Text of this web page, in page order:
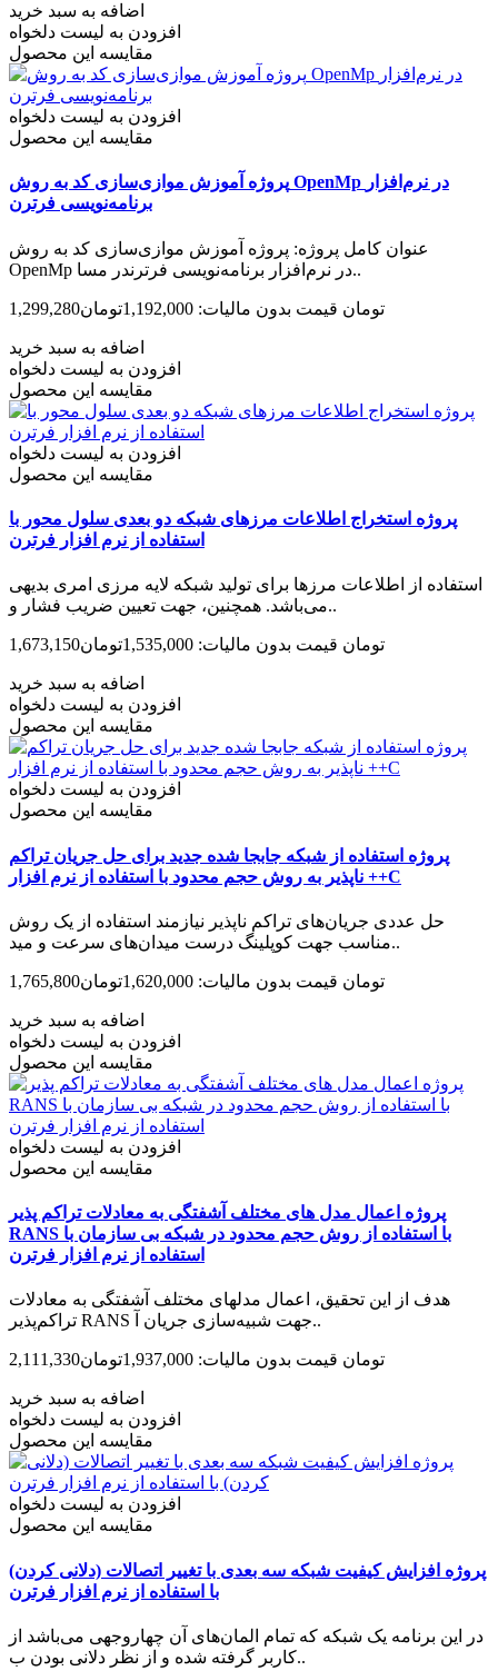
اضافه به سبد خرید
افزودن به لیست دلخواه
مقایسه این محصول
افزودن به لیست دلخواه
مقایسه این محصول
پروژه آموزش موازی‌سازی کد به روش OpenMp در نرم‌افزار
برنامه‌نویسی فرترن
عنوان کامل پروژه: پروژه آموزش موازی‌سازی کد به روش
OpenMp در نرم‌افزار برنامه‌نویسی فرترندر مسا..
1,299,280تومان قیمت بدون مالیات: 1,192,000تومان
اضافه به سبد خرید
افزودن به لیست دلخواه
مقایسه این محصول
افزودن به لیست دلخواه
مقایسه این محصول
پروژه استخراج اطلاعات مرزهای شبکه دو بعدی سلول محور با
استفاده از نرم افزار فرترن
استفاده از اطلاعات مرزها برای تولید شبکه لایه مرزی امری بدیهی
می‌باشد. همچنین، جهت تعیین ضریب فشار و..
1,673,150تومان قیمت بدون مالیات: 1,535,000تومان
اضافه به سبد خرید
افزودن به لیست دلخواه
مقایسه این محصول
افزودن به لیست دلخواه
مقایسه این محصول
پروژه استفاده از شبکه جابجا شده جدید برای حل جریان تراکم
ناپذیر به روش حجم محدود با استفاده از نرم افزار ++C
حل عددی جریان‌های تراکم ناپذیر نیازمند استفاده از یک روش
مناسب جهت کوپلینگ درست میدان‌های سرعت و مید..
1,765,800تومان قیمت بدون مالیات: 1,620,000تومان
اضافه به سبد خرید
افزودن به لیست دلخواه
مقایسه این محصول
افزودن به لیست دلخواه
مقایسه این محصول
پروژه اعمال مدل های مختلف آشفتگی به معادلات تراکم پذیر
RANS با استفاده از روش حجم محدود در شبکه بی سازمان با
استفاده از نرم افزار فرترن
هدف از این تحقیق، اعمال مدل­های مختلف آشفتگی به معادلات
تراکم‌­پذیر RANS جهت شبیه­‌سازی جریان آ..
2,111,330تومان قیمت بدون مالیات: 1,937,000تومان
اضافه به سبد خرید
افزودن به لیست دلخواه
مقایسه این محصول
افزودن به لیست دلخواه
مقایسه این محصول
پروژه افزایش کیفیت شبکه سه بعدی با تغییر اتصالات (دلانی کردن)
با استفاده از نرم افزار فرترن
در این برنامه یک شبکه که تمام المان‌های آن چهاروجهی می‌باشد از
کاربر گرفته شده و از نظر دلانی بودن ب..